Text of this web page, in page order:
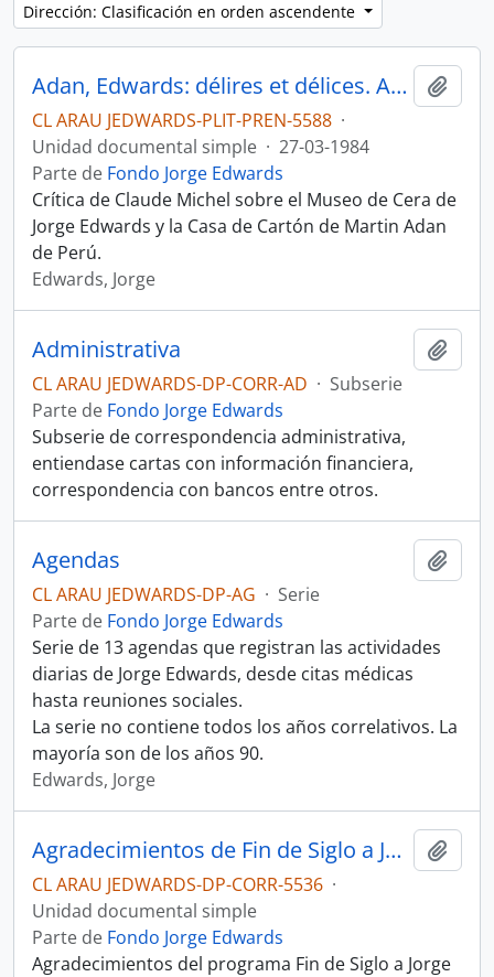
Dirección: Clasificación en orden ascendente
Adan, Edwards: délires et délices. Artículo
CL ARAU JEDWARDS-PLIT-PREN-5588 ·
Unidad documental simple · 27-03-1984
Parte de Fondo Jorge Edwards
Crítica de Claude Michel sobre el Museo de Cera de
Jorge Edwards y la Casa de Cartón de Martin Adan
de Perú.
Edwards, Jorge
Administrativa
CL ARAU JEDWARDS-DP-CORR-AD · Subserie
Parte de Fondo Jorge Edwards
Subserie de correspondencia administrativa,
entiendase cartas con información financiera,
correspondencia con bancos entre otros.
Agendas
CL ARAU JEDWARDS-DP-AG · Serie
Parte de Fondo Jorge Edwards
Serie de 13 agendas que registran las actividades
diarias de Jorge Edwards, desde citas médicas
hasta reuniones sociales.
La serie no contiene todos los años correlativos. La
mayoría son de los años 90.
Edwards, Jorge
Agradecimientos de Fin de Siglo a Jorge Edwards
CL ARAU JEDWARDS-DP-CORR-5536 ·
Unidad documental simple
Parte de Fondo Jorge Edwards
Agradecimientos del programa Fin de Siglo a Jorge